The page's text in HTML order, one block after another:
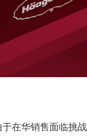
在华销售面临挑